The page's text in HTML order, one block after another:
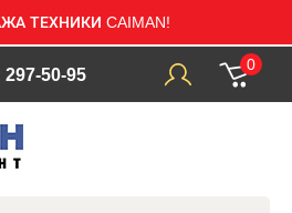
ТЕХНИКИ CAIMAN!
297-50-95
0